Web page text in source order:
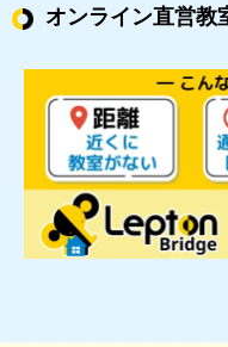
オンライン直営教